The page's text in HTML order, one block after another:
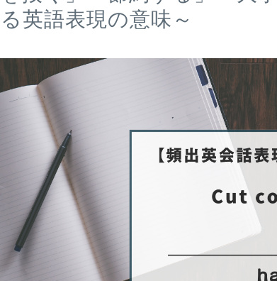
英語表現の意味～